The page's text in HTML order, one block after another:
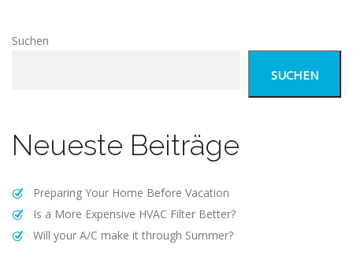
Suchen
SUCHEN
Neueste Beiträge
Preparing Your Home Before Vacation
Is a More Expensive HVAC Filter Better?
Will your A/C make it through Summer?